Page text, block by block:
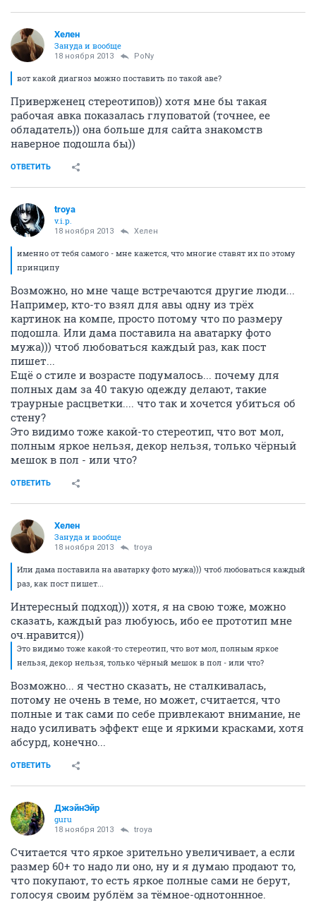
Хелен
Зануда и вообще
18 ноября 2013 PoNy
вот какой диагноз можно поставить по такой аве?
Приверженец стереотипов)) хотя мне бы такая
рабочая авка показалась глуповатой (точнее, ее
обладатель)) она больше для сайта знакомств
наверное подошла бы))
ОТВЕТИТЬ
troya
v.i.p.
18 ноября 2013 Хелен
именно от тебя самого - мне кажется, что многие ставят их по этому
принципу
Возможно, но мне чаще встречаются другие люди...
Например, кто-то взял для авы одну из трёх
картинок на компе, просто потому что по размеру
подошла. Или дама поставила на аватарку фото
мужа))) чтоб любоваться каждый раз, как пост
пишет...
Ещё о стиле и возрасте подумалось... почему для
полных дам за 40 такую одежду делают, такие
траурные расцветки.... что так и хочется убиться об
стену?
Это видимо тоже какой-то стереотип, что вот мол,
полным яркое нельзя, декор нельзя, только чёрный
мешок в пол - или что?
ОТВЕТИТЬ
Хелен
Зануда и вообще
18 ноября 2013 troya
Или дама поставила на аватарку фото мужа))) чтоб любоваться каждый
раз, как пост пишет...
Интересный подход))) хотя, я на свою тоже, можно
сказать, каждый раз любуюсь, ибо ее прототип мне
оч.нравится))
Это видимо тоже какой-то стереотип, что вот мол, полным яркое
нельзя, декор нельзя, только чёрный мешок в пол - или что?
Возможно... я честно сказать, не сталкивалась,
потому не очень в теме, но может, считается, что
полные и так сами по себе привлекают внимание, не
надо усиливать эффект еще и яркими красками, хотя
абсурд, конечно...
ОТВЕТИТЬ
ДжэйнЭйр
guru
18 ноября 2013 troya
Считается что яркое зрительно увеличивает, а если
размер 60+ то надо ли оно, ну и я думаю продают то,
что покупают, то есть яркое полные сами не берут,
голосуя своим рублём за тёмное-однотоннное.